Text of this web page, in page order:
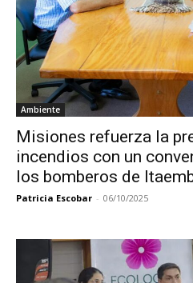
Ambiente
Misiones refuerza la
incendios con un
los bomberos de
Patricia Escobar - 06/10/2025